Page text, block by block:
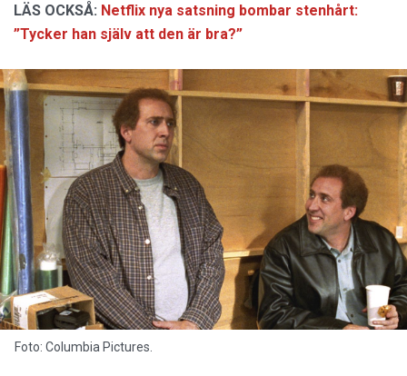
LÄS OCKSÅ: Netflix nya satsning bombar stenhårt:
”Tycker han själv att den är bra?”
Foto: Columbia Pictures.